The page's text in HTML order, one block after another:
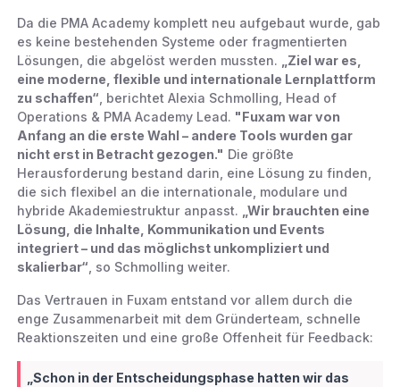
Da die PMA Academy komplett neu aufgebaut wurde, gab
es keine bestehenden Systeme oder fragmentierten
Lösungen, die abgelöst werden mussten.
„Ziel war es,
eine moderne, flexible und internationale Lernplattform
zu schaffen“ , berichtet Alexia Schmolling, Head of
Operations & PMA Academy Lead. "Fuxam war von
Anfang an die erste Wahl – andere Tools wurden gar
nicht erst in Betracht gezogen." Die größte
Herausforderung bestand darin, eine Lösung zu finden,
die sich flexibel an die internationale, modulare und
hybride Akademiestruktur anpasst.
„Wir brauchten eine
Lösung, die Inhalte, Kommunikation und Events
integriert – und das möglichst unkompliziert und
skalierbar“ , so Schmolling weiter.
Das Vertrauen in Fuxam entstand vor allem durch die
enge Zusammenarbeit mit dem Gründerteam, schnelle
Reaktionszeiten und eine große Offenheit für Feedback:
„Schon in der Entscheidungsphase hatten wir das